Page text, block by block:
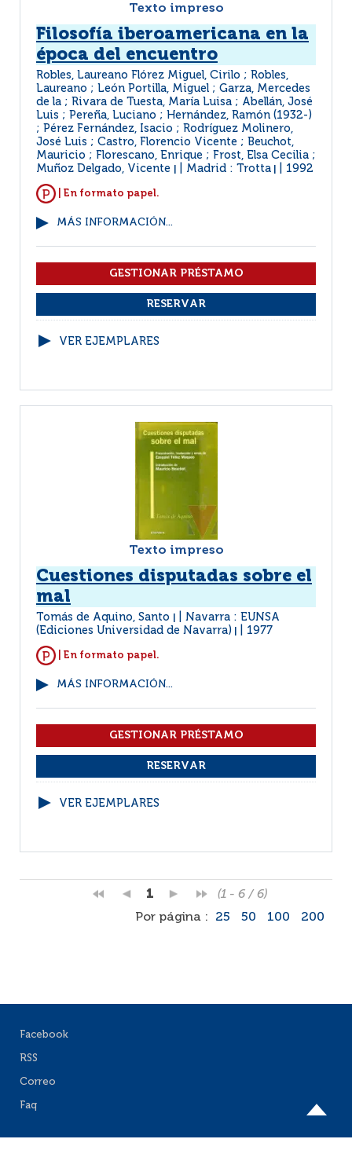
Texto impreso
Filosofía iberoamericana en la
época del encuentro
Robles, Laureano Flórez Miguel, Cirilo ; Robles,
Laureano ; León Portilla, Miguel ; Garza, Mercedes
de la ; Rivara de Tuesta, María Luisa ; Abellán, José
Luis ; Pereña, Luciano ; Hernández, Ramón (1932-)
; Pérez Fernández, Isacio ; Rodríguez Molinero,
José Luis ; Castro, Florencio Vicente ; Beuchot,
Mauricio ; Florescano, Enrique ; Frost, Elsa Cecilia ;
Muñoz Delgado, Vicente
Madrid : Trotta 1992
| En formato papel.
MÁS INFORMACIÓN...
VER EJEMPLARES
Texto impreso
Cuestiones disputadas sobre el
mal
Tomás de Aquino, Santo
Navarra : EUNSA
(Ediciones Universidad de Navarra)
1977
| En formato papel.
MÁS INFORMACIÓN...
VER EJEMPLARES
1
(1 - 6 / 6)
Por página :
25 50 100 200
Facebook
RSS
Correo
Faq